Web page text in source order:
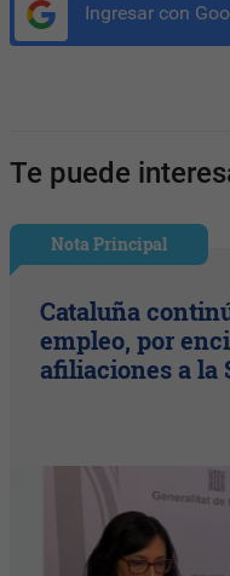
Ingresar con
Te puede
Nota Principal
Cataluña
empleo, por
afiliaciones a la